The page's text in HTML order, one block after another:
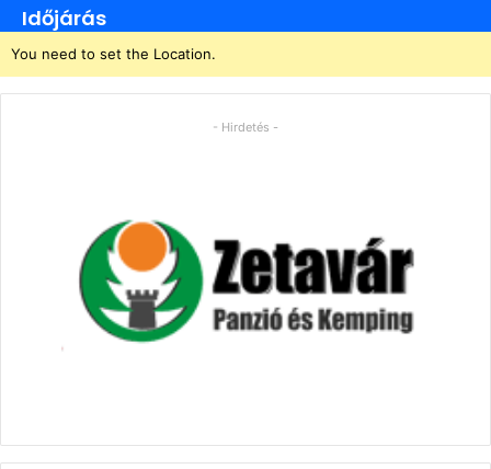
Időjárás
You need to set the Location.
- Hirdetés -